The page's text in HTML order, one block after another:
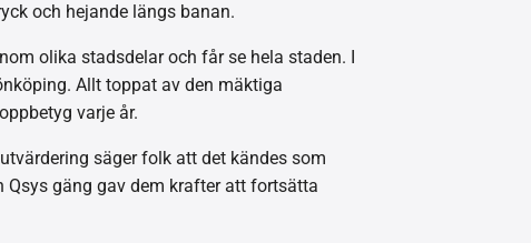
och hejande längs banan.
olika stadsdelar och får se hela staden. I
Allt toppat av den mäktiga
varje år.
säger folk att det kändes som
Qsys gäng gav dem krafter att fortsätta